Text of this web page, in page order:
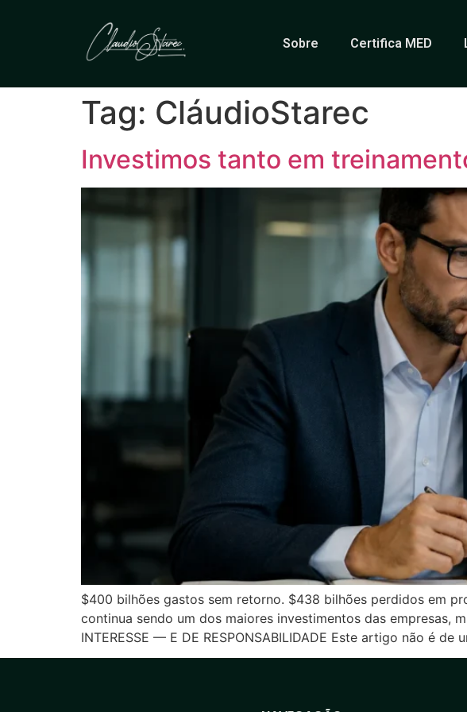
Sobre Certifica MED
Tag: CláudioStarec
Investimos tanto em
$400 bilhões gastos sem retorno. $438 bilhões perdidos em
continua sendo um dos maiores investimentos das empresas,
INTERESSE — E DE RESPONSABILIDADE Este artigo não é de